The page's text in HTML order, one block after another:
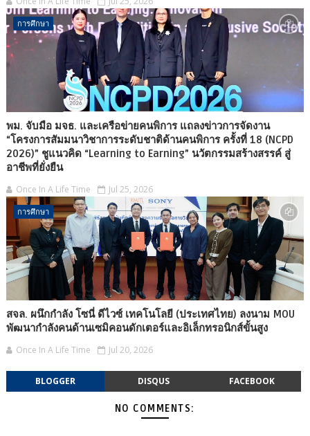
การศึกษา
พม. จับมือ มจธ. และเครือข่ายคนพิการ แถลงข่าวการจัดงาน
“โครงการสัมมนาวิชาการระดับชาติด้านคนพิการ ครั้งที่ 18 (NCPD
2026)” ชูแนวคิด “Learning to Earning” นวัตกรรมสร้างสรรค์ สู่
อาชีพที่ยั่งยืน
Once In A Life Time Jul 25, 2026
การศึกษา
สจล. ผนึกกำลัง โซนี่ ดีไวซ์ เทคโนโลยี (ประเทศไทย) ลงนาม MOU
พัฒนากำลังคนด้านเซมิคอนดักเตอร์และอิเล็กทรอนิกส์ขั้นสูง
Once In A Life Time Jul 20, 2026
BLOGGER DISQUS FACEBOOK
NO COMMENTS: